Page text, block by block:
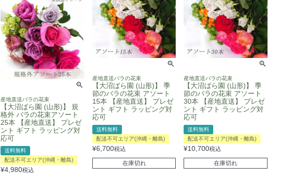
産地直送バラの花束
【大沼ばら園 (山形)】 規
格外 バラの花束アソート
25本 【産地直送】 プレゼ
ント ギフト ラッピング対
応可
送料無料
配送不可エリア(沖縄・離島)
¥4,980税込
産地直送バラの花束
【大沼ばら園 (山形)】 季
節のバラの花束 アソート
15本 【産地直送】 プレゼ
ント ギフト ラッピング対
応可
送料無料
配送不可エリア(沖縄・離島)
¥6,700税込
在庫切れ
産地直送バラの花束
【大沼ばら園 (山形)】 季
節のバラの花束 アソート
30本 【産地直送】 プレゼ
ント ギフト ラッピング対
応可
送料無料
配送不可エリア(沖縄・離島)
¥10,700税込
在庫切れ